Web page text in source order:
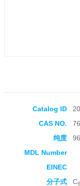
Catalog ID
CAS NO.
纯度
MDL Number
EINEC
分子式
C6